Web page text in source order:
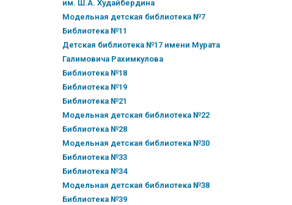
им. Ш.А. Худайбердина
Модельная детская библиотека №7
Библиотека №11
Детская библиотека №17 имени Мурата
Галимовича Рахимкулова
Библиотека №18
Библиотека №19
Библиотека №21
Модельная детская библиотека №22
Библиотека №28
Модельная детская библиотека №30
Библиотека №33
Библиотека №34
Модельная детская библиотека №38
Библиотека №39